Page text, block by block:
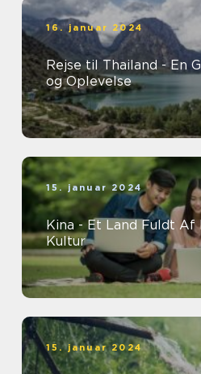
16. januar 2024
Rejse til Thailand - En
og Oplevelse
15. januar 2024
Kina - Et Land Fuldt Af
Kultur
15. januar 2024